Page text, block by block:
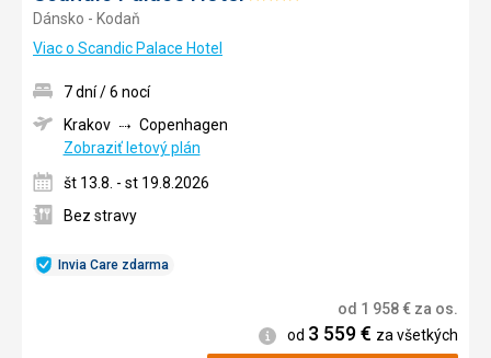
Dánsko - Kodaň
Viac o Scandic Palace Hotel
Invia Care zdarma
7 dní / 6 nocí
Krakov
Copenhagen
Zobraziť letový plán
št 13.8. - st 19.8.2026
Bez stravy
od 1 958€ za os.
Informácie
od 3 559€ za všetkých